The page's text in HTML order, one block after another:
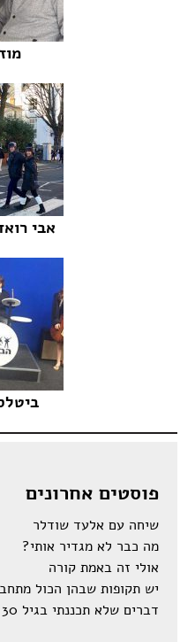
אבי רואד
פוסטים אחרונים
שיחה עם אלעד שודלר
מה כבר לא מגדיר אותי?
אולי זה באמת קורה
יש תקופות שבהן הכול
דברים שלא תכננתי בגיל 30 שיקרו בגיל 59